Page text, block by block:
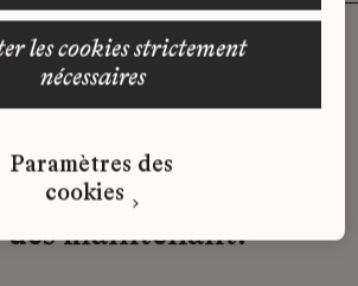
pas trouvé d'offre
à votre profil ?
votre candidature
dès maintenant.
nécessaires
Paramètres des
cookies